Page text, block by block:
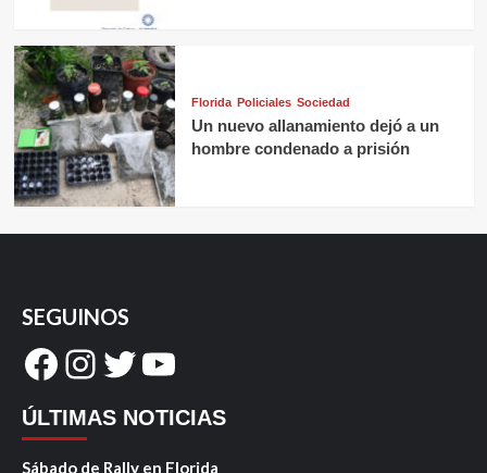
Florida Policiales Sociedad
Un nuevo allanamiento dejó a un
hombre condenado a prisión
SEGUINOS
Facebook
Instagram
Twitter
YouTube
ÚLTIMAS NOTICIAS
Sábado de Rally en Florida